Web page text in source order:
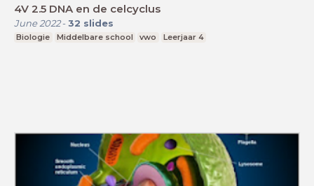
4V 2.5 DNA en de celcyclus
June 2022- 32 slides
Biologie Middelbare school vwo Leerjaar 4